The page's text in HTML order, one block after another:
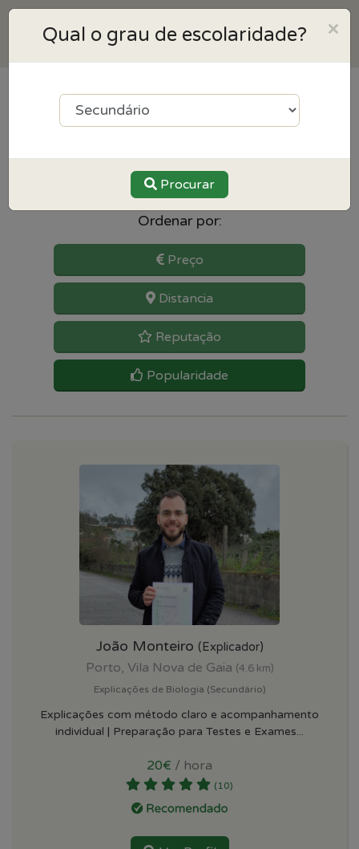
resultados para Biologia
Ordenar por:
Preço
Distancia
Reputação
Popularidade
João Monteiro (Explicador)
Porto, Vila Nova de Gaia (4.6 km)
Explicações de Biologia (Secundário)
Explicações com método claro e acompanhamento
individual | Preparação para Testes e Exames...
20€ / hora
(10)
×
Qual o grau de escolaridade?
Procurar